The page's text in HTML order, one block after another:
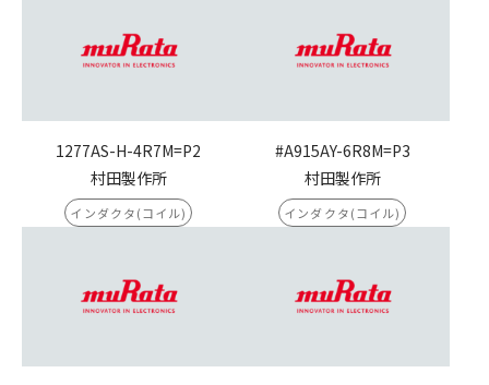
1277AS-H-4R7M=P2
村田製作所
インダクタ(コイル)
#A915AY-6R8M=P3
村田製作所
インダクタ(コイル)